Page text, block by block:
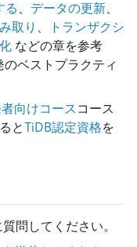
る 、 データの更新、
取り 、
トランザクシ
などの章を参考
ベストプラクティ
向けコース コース
とTiDB認定資格を
問してください。